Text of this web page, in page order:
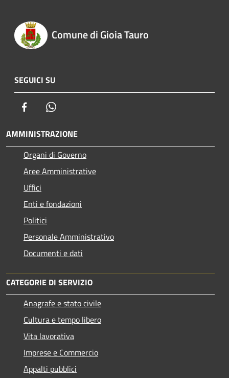
Comune di Gioia Tauro
SEGUICI SU
Facebook
AMMINISTRAZIONE
Organi di Governo
Aree Amministrative
Uffici
Enti e fondazioni
Politici
Personale Amministrativo
Documenti e dati
CATEGORIE DI SERVIZIO
Anagrafe e stato civile
Cultura e tempo libero
Vita lavorativa
Imprese e Commercio
Appalti pubblici